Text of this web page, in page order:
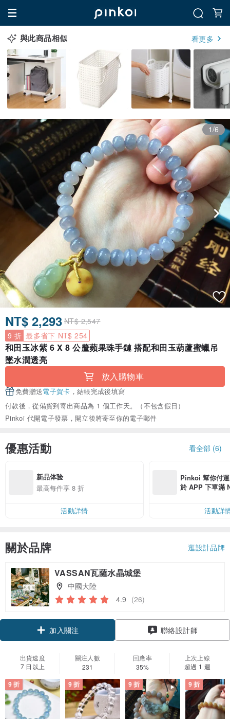
與此商品相似 看更多
1/6
NT$ 2,293 NT$ 2,547
9 折 最多省下 NT$ 254
和田玉冰紫 6 X 8 公釐蘋果珠手鏈 搭配和田玉葫蘆蜜蠟吊
墜水潤透亮
放入購物車
免費贈送電子賀卡 ，結帳完成後填寫
付款後，從備貨到寄出商品為 1 個工作天。（不包含假日）
Pinkoi 代開電子發票，開立後將寄至你的電子郵件
優惠活動 看全部 (6)
新品体验
最高每件享 8 折
活動詳情
Pinkoi 幫你付
於 APP 下單滿
活動詳
關於品牌 逛設計品牌
VASSAN瓦薩水晶城堡
中國大陸
4.9 (26)
領優惠券
加入關注
聯絡設計師
出貨速度
7 日以上
關注人數
231
回應率
35%
上次上線
超過 1 週
9 折 9 折 9 折 9 折